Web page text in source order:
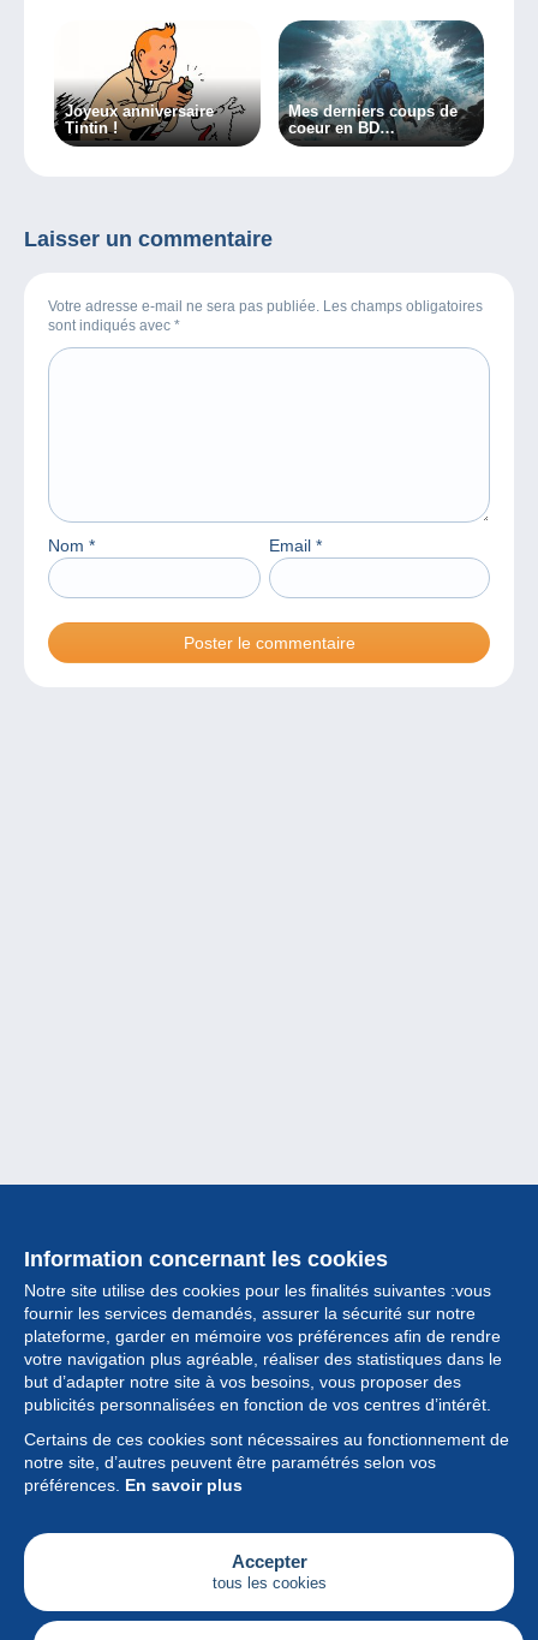
Joyeux anniversaire
Tintin !
Mes derniers coups de
coeur en BD…
Laisser un commentaire
Votre adresse e-mail ne sera pas publiée. Les champs obligatoires
sont indiqués avec *
Nom * Email *
Information concernant les cookies
Notre site utilise des cookies pour les finalités suivantes :vous
fournir les services demandés, assurer la sécurité sur notre
plateforme, garder en mémoire vos préférences afin de rendre
votre navigation plus agréable, réaliser des statistiques dans le
but d’adapter notre site à vos besoins, vous proposer des
publicités personnalisées en fonction de vos centres d’intérêt.
Certains de ces cookies sont nécessaires au fonctionnement de
notre site, d’autres peuvent être paramétrés selon vos
préférences. En savoir plus
Accepter
tous les cookies
Collection
Actualités
Fonctionnalités
Société
Services